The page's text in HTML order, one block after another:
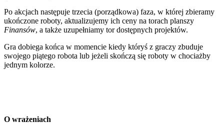
Po akcjach następuje trzecia (porządkowa) faza, w której zbieramy
ukończone roboty, aktualizujemy ich ceny na torach planszy
Finansów, a także uzupełniamy tor dostępnych projektów.
Gra dobiega końca w momencie kiedy któryś z graczy zbuduje
swojego piątego robota lub jeżeli skończą się roboty w chociażby
jednym kolorze.
O wrażeniach